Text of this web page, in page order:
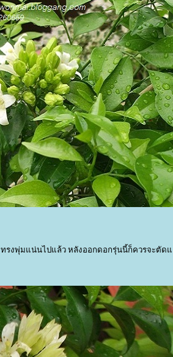
ทรงพุ่มแน่นไปแล้ว หลังออกดอกรุ่นนี้ก็ควรจะตั